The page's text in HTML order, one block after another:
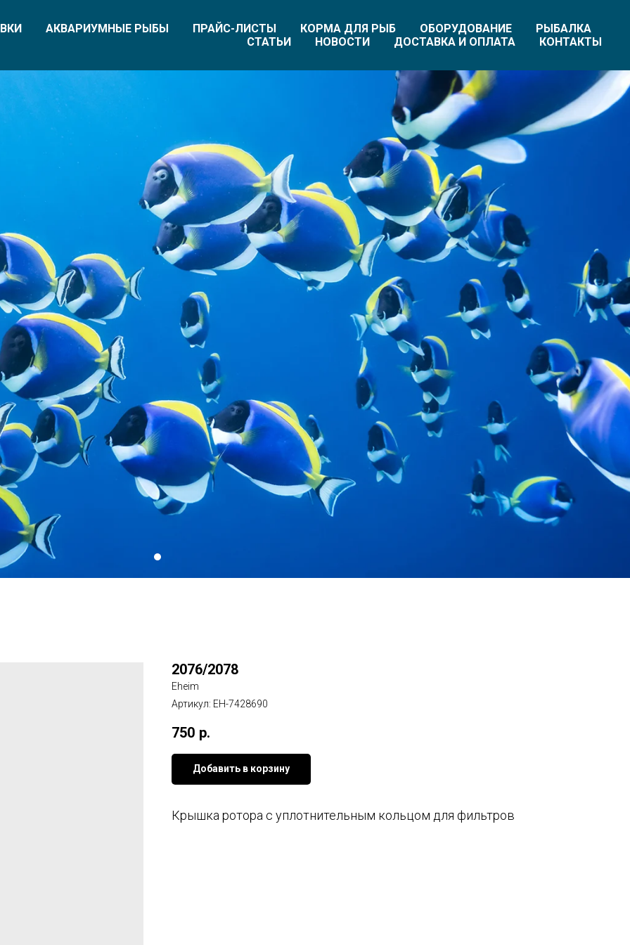
АКВАРИУМНЫЕ РЫБЫ ПРАЙС-ЛИСТЫ КОРМА ДЛЯ РЫБ ОБОРУДОВАНИЕ
РЫБАЛКА
СТАТЬИ
НОВОСТИ ДОСТАВКА И ОПЛАТА КОНТАКТЫ
2076/2078
Eheim
Артикул: EH-7428690
750 р.
Добавить в корзину
Крышка ротора с уплотнительным кольцом для фильтров